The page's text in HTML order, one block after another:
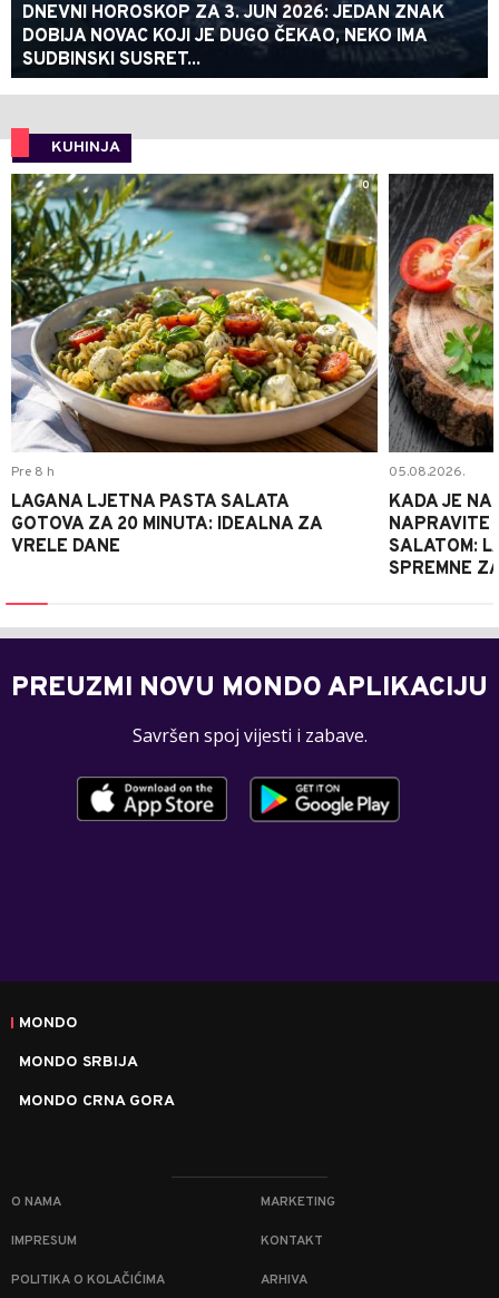
DNEVNI HOROSKOP ZA 3. JUN 2026: JEDAN ZNAK
DOBIJA NOVAC KOJI JE DUGO ČEKAO, NEKO IMA
SUDBINSKI SUSRET...
KUHINJA
0
Pre 8 h
LAGANA LJETNA PASTA SALATA
GOTOVA ZA 20 MINUTA: IDEALNA ZA
VRELE DANE
05.08.2026.
KADA JE
NAPRAVITE
SALATOM:
SPREMNE
PREUZMI NOVU MONDO APLIKACIJU
Savršen spoj vijesti i zabave.
MONDO
MONDO SRBIJA
MONDO CRNA GORA
O NAMA MARKETING
IMPRESUM KONTAKT
POLITIKA O KOLAČIĆIMA ARHIVA